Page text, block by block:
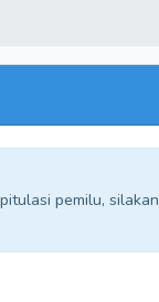
pemilu, silakan